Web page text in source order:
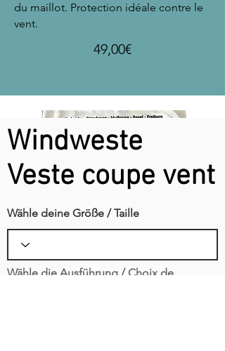
49,00€
du maillot. Protection idéale contre le
vent.
Windweste
Veste coupe vent
Wähle deine Größe / Taille
Wähle die Ausführung / Choix de